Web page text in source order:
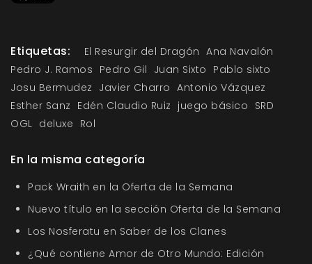
Etiquetas: El Resurgir del Dragón Ana Navalón
Pedro J. Ramos Pedro Gil Juan Sixto Pablo sixto
Josu Bermudez Javier Charro Antonio Vázquez
Esther Sanz Edén Claudio Ruiz juego básico SRD
OGL deluxe Rol
En la misma categoría
Pack Wraith en la Oferta de la Semana
Nuevo título en la sección Oferta de la Semana
Los Nosferatu en Saber de los Clanes
¿Qué contiene Amor de Otro Mundo: Edición